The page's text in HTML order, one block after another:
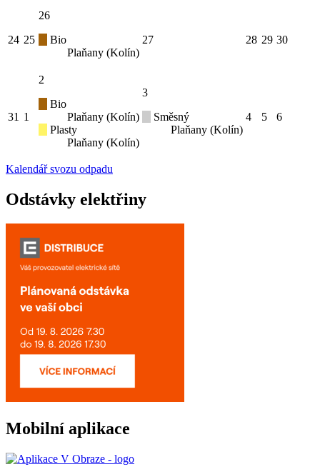
24 25
26
Bio
Plaňany (Kolín)
27 28 29 30
31 1
2
Bio
Plaňany (Kolín)
Plasty
Plaňany (Kolín)
3
Směsný
Plaňany (Kolín)
4 5 6
Kalendář svozu odpadu
Odstávky elektřiny
Mobilní aplikace